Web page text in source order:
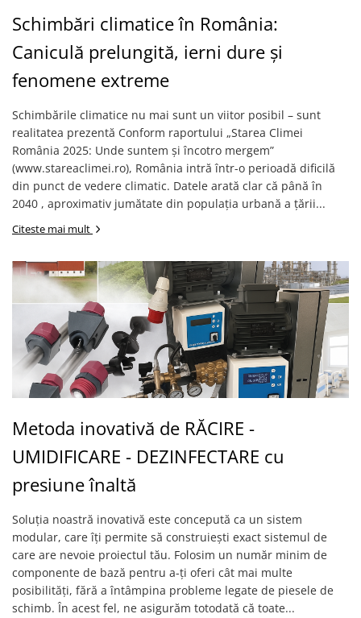
Veterinare
Tamburi fir
Testere
Sisteme fotovoltaice
Ventilatie
Tractare / Carlige auto
Schimbări climatice în România:
Caniculă prelungită, ierni dure și
fenomene extreme
Schimbările climatice nu mai sunt un viitor posibil – sunt
realitatea prezentă Conform raportului „Starea Climei
România 2025: Unde suntem și încotro mergem”
(www.stareaclimei.ro), România intră într-o perioadă dificilă
din punct de vedere climatic. Datele arată clar că până în
2040 , aproximativ jumătate din populația urbană a țării...
Citeste mai mult
Metoda inovativă de RĂCIRE -
UMIDIFICARE - DEZINFECTARE cu
presiune înaltă
Soluția noastră inovativă este concepută ca un sistem
modular, care îți permite să construiești exact sistemul de
care are nevoie proiectul tău. Folosim un număr minim de
componente de bază pentru a-ți oferi cât mai multe
posibilități, fără a întâmpina probleme legate de piesele de
schimb. În acest fel, ne asigurăm totodată că toate...